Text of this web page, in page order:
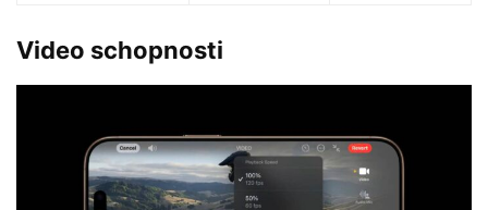
Video schopnosti